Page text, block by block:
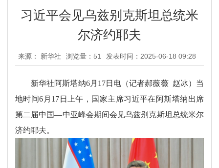
习近平会见乌兹别克斯坦总统米
尔济约耶夫
来源： 新华社 浏览量： 51 发表时间：2025-06-18 09:28
新华社阿斯塔纳6月17日电（记者郝薇薇 赵冰）当
地时间6月17日上午，国家主席习近平在阿斯塔纳出席
第二届中国—中亚峰会期间会见乌兹别克斯坦总统米尔
济约耶夫。